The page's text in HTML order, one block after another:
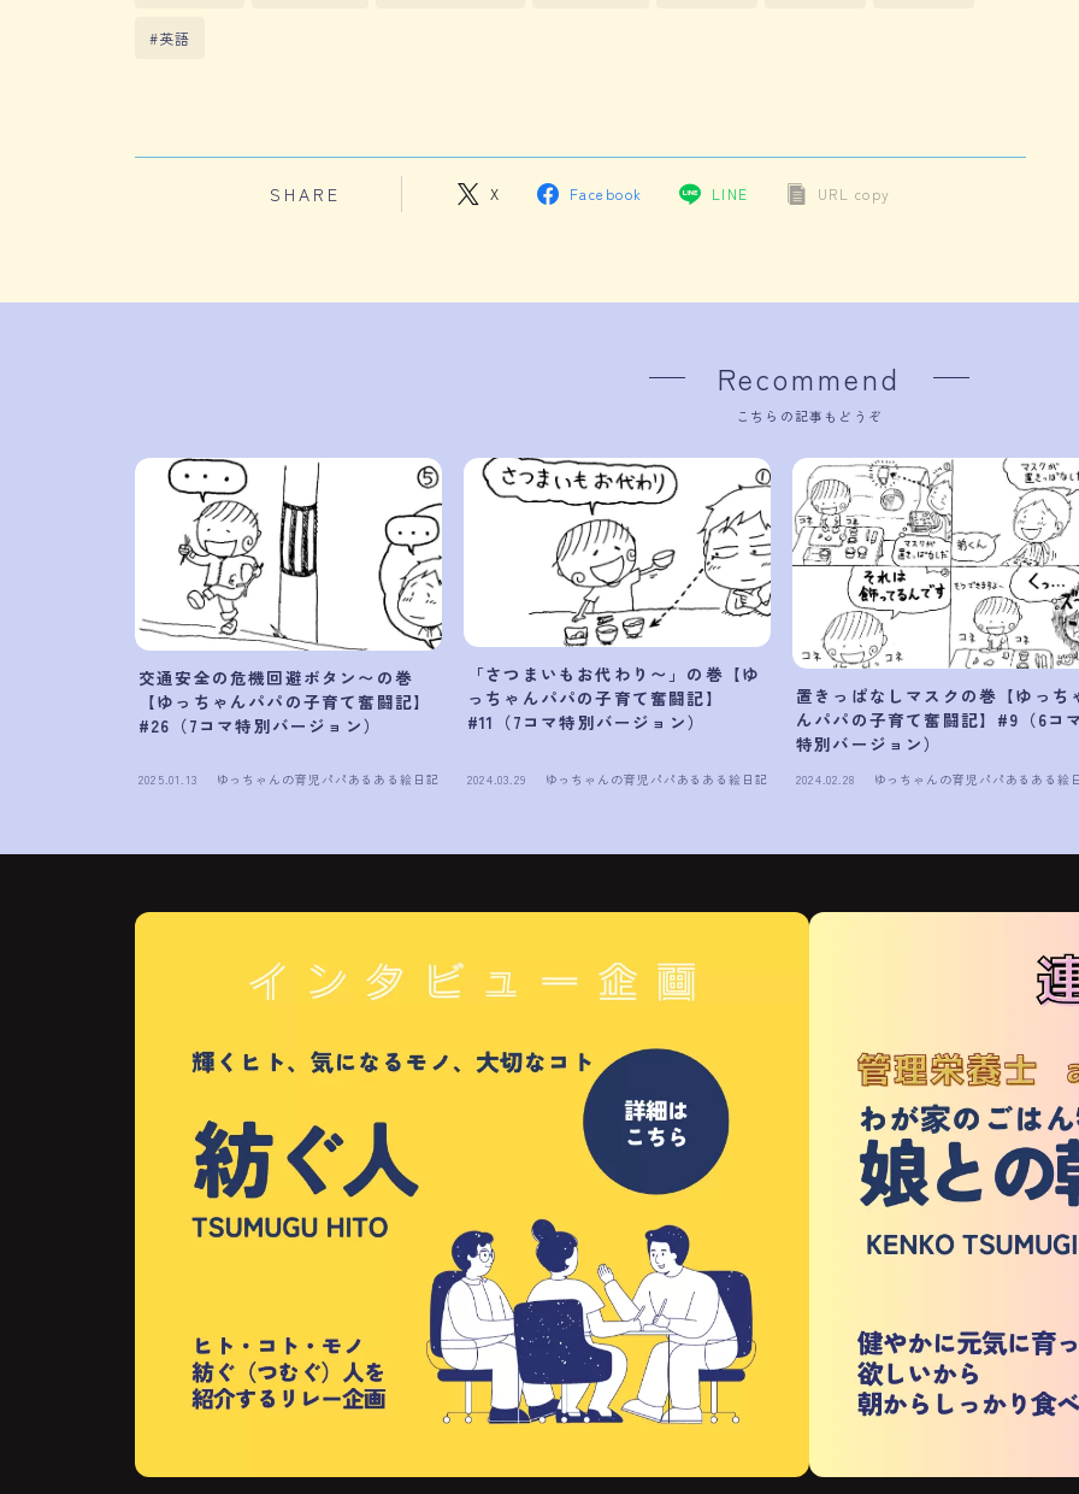
#英語
SHARE X Facebook LINE URL copy
Recommend
こちらの記事もどうぞ
交通安全の危機回避ボタン〜の巻
【ゆっちゃんパパの子育て奮闘記】
#26（7コマ特別バージョン）
2025.01.13 ゆっちゃんの育児パパあるある絵日記
「さつまいもお代わり〜」の巻【ゆ
っちゃんパパの子育て奮闘記】
#11（7コマ特別バージョン）
2024.03.29 ゆっちゃんの育児パパあるある絵日記
置きっぱなしマスクの巻【ゆっち
んパパの子育て奮闘記】#9（6コ
特別バージョン）
2024.02.28 ゆっちゃんの育児パパあるある絵